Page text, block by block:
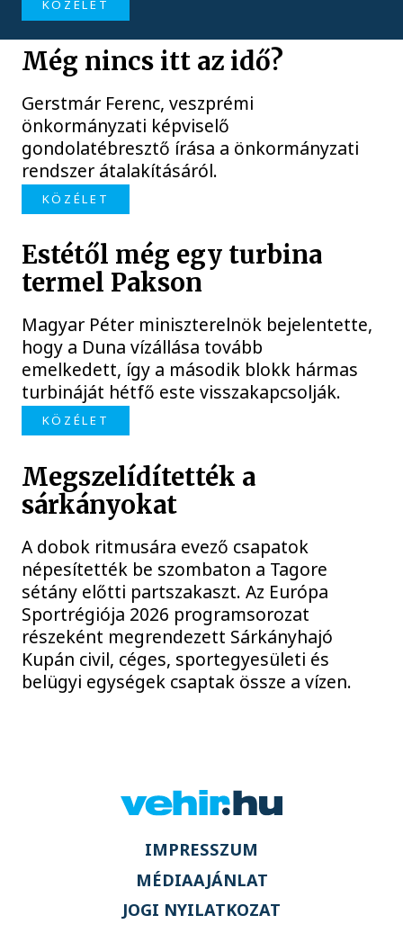
KÖZÉLET
Még nincs itt az idő?
Gerstmár Ferenc, veszprémi
önkormányzati képviselő
gondolatébresztő írása a önkormányzati
rendszer átalakításáról.
KÖZÉLET
Estétől még egy turbina
termel Pakson
Magyar Péter miniszterelnök bejelentette,
hogy a Duna vízállása tovább
emelkedett, így a második blokk hármas
turbináját hétfő este visszakapcsolják.
KÖZÉLET
Megszelídítették a
sárkányokat
A dobok ritmusára evező csapatok
népesítették be szombaton a Tagore
sétány előtti partszakaszt. Az Európa
Sportrégiója 2026 programsorozat
részeként megrendezett Sárkányhajó
Kupán civil, céges, sportegyesületi és
belügyi egységek csaptak össze a vízen.
IMPRESSZUM
MÉDIAAJÁNLAT
JOGI NYILATKOZAT